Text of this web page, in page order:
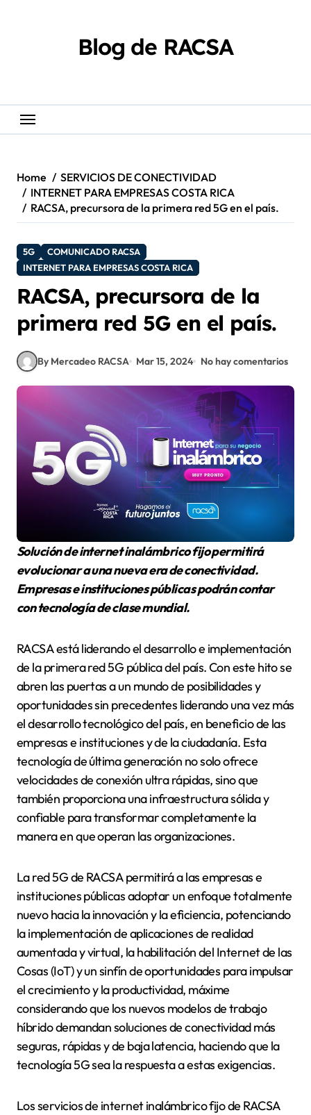
Blog de RACSA
Home
SERVICIOS DE CONECTIVIDAD
INTERNET PARA EMPRESAS COSTA RICA
RACSA, precursora de la primera red 5G en el país.
5G
COMUNICADO RACSA
INTERNET PARA EMPRESAS COSTA RICA
RACSA, precursora de la
primera red 5G en el país.
By Mercadeo RACSA Mar 15, 2024 No hay comentarios
Solución de internet inalámbrico fijo permitirá
evolucionar a una nueva era de conectividad.
Empresas e instituciones públicas podrán contar
con tecnología de clase mundial.
RACSA está liderando el desarrollo e implementación
de la primera red 5G pública del país. Con este hito se
abren las puertas a un mundo de posibilidades y
oportunidades sin precedentes liderando una vez más
el desarrollo tecnológico del país, en beneficio de las
empresas e instituciones y de la ciudadanía. Esta
tecnología de última generación no solo ofrece
velocidades de conexión ultra rápidas, sino que
también proporciona una infraestructura sólida y
confiable para transformar completamente la
manera en que operan las organizaciones.
La red 5G de RACSA permitirá a las empresas e
instituciones públicas adoptar un enfoque totalmente
nuevo hacia la innovación y la eficiencia, potenciando
la implementación de aplicaciones de realidad
aumentada y virtual, la habilitación del Internet de las
Cosas (IoT) y un sinfín de oportunidades para impulsar
el crecimiento y la productividad, máxime
considerando que los nuevos modelos de trabajo
híbrido demandan soluciones de conectividad más
seguras, rápidas y de baja latencia, haciendo que la
tecnología 5G sea la respuesta a estas exigencias.
Los servicios de internet inalámbrico fijo de RACSA